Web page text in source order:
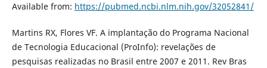
Available from: https://pubmed.ncbi.nlm.nih.gov/32052841/
Martins RX, Flores VF. A implantação do Programa Nacional
de Tecnologia Educacional (ProInfo): revelações de
pesquisas realizadas no Brasil entre 2007 e 2011. Rev Bras